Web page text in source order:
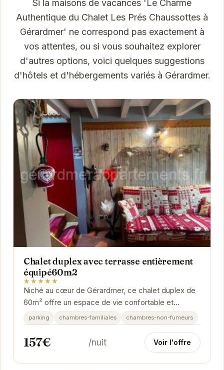
Si la maisons de vacances 'Le Charme
Authentique du Chalet Les Prés Chaussottes à
Gérardmer' ne correspond pas exactement à
vos attentes, ou si vous souhaitez explorer
d'autres options, voici quelques suggestions
d'hôtels et d'hébergements variés à Gérardmer.
Chalet duplex avec terrasse entièrement
équipé60m2
★★★★★
Niché au cœur de Gérardmer, ce chalet duplex de
60m² offre un espace de vie confortable et
moderne. Sa terrasse, véritable atout charme,
vous...
parking chambres-familiales chambres-non-fumeurs
157€ /nuit Voir l'offre